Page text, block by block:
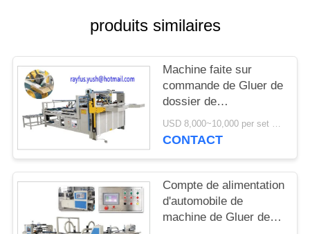
NOUVELLESproduits similaires
Machine faite sur
commande de Gluer de
dossier de
carton/dossier semi
automatique Gluer se
USD 8,000~10,000 per set MOQ:1 ensemble
CONTACT
Compte de alimentation
d'automobile de
machine de Gluer de